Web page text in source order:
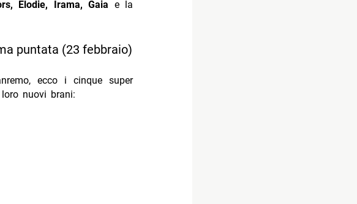
Elodie, Irama, Gaia e la
puntata (23 febbraio)
ecco i cinque super
nuovi brani: